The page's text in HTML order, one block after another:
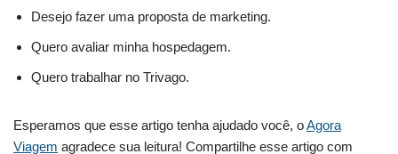
Desejo fazer uma proposta de marketing.
Quero avaliar minha hospedagem.
Quero trabalhar no Trivago.
Esperamos que esse artigo tenha ajudado você, oAgora
Viagem agradece sua leitura! Compartilhe esse artigo com